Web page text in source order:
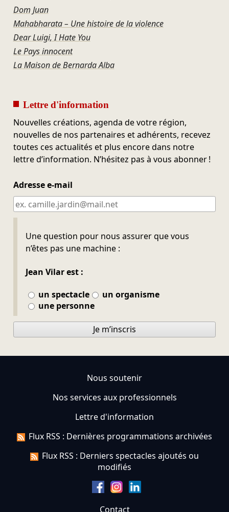
Dom Juan
Mahabharata – Une histoire de la violence
Dear Luigi, I Hate You
Le Pays innocent
La Maison de Bernarda Alba
Lettre d'information
Nouvelles créations, agenda de votre région,
nouvelles de nos partenaires et adhérents, recevez
toutes ces actualités et plus encore dans notre
lettre d’information. N’hésitez pas à vous abonner !
Adresse e-mail
Une question pour nous assurer que vous
n’êtes pas une machine :
Jean Vilar est :
un spectacle
un organisme
une personne
Ne pas remplir
Je m’inscris
Nous soutenir
Nos services aux professionnels
Lettre d'information
Flux RSS : Dernières programmations archivées
Flux RSS : Derniers spectacles ajoutés ou
modifiés
Contact